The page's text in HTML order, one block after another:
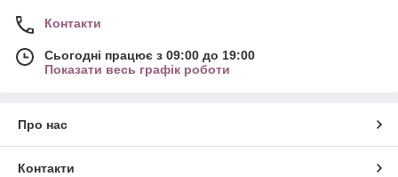
Контакти
Сьогодні працює з 09:00 до 19:00
Показати весь графік роботи
Про нас
Контакти